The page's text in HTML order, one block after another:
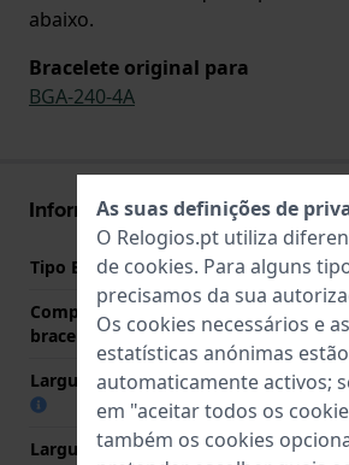
abaixo.
Bracelete original para
BGA-240-4A
Informações bracelete
Tipo Bracelete
Resina
Comprimento do pino (da
bracelete)
22 mm
Largura das extremidades 14 mm
Largura da bracelete na
19 mm
As suas definições de
O Relogios.pt utiliza
de cookies. Para alguns
precisamos da sua
Os cookies necessários e as
estatísticas anónimas
automaticamente activos;
em "aceitar todos os
também os cookies